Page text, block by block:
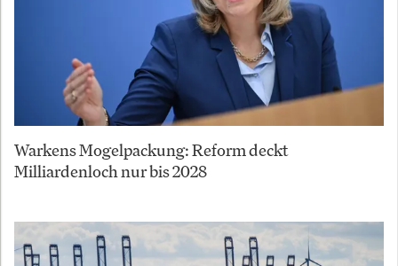
Warkens Mogelpackung: Reform deckt
Milliardenloch nur bis 2028